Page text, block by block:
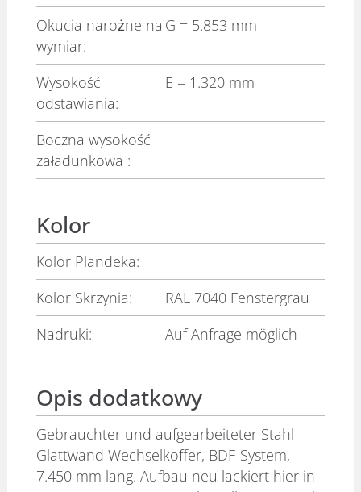
Okucia narożne na
wymiar:
G = 5.853 mm
Wysokość
odstawiania:
E = 1.320 mm
Boczna wysokość
załadunkowa :
Kolor
Kolor Plandeka:
Kolor Skrzynia:
RAL 7040 Fenstergrau
Nadruki:
Auf Anfrage möglich
Opis dodatkowy
Gebrauchter und aufgearbeiteter Stahl-
Glattwand Wechselkoffer, BDF-System,
7.450 mm lang. Aufbau neu lackiert hier in